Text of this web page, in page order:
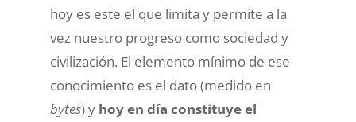
hoy es este el que limita y permite a la
vez nuestro progreso como sociedad y
civilización. El elemento mínimo de ese
conocimiento es el dato (medido en
bytes) y hoy en día constituye el